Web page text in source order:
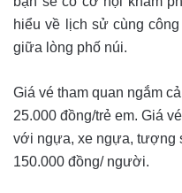
hiểu về lịch sử cùng
giữa lòng phố núi.
Giá vé tham quan ngắm
25.000 đồng/trẻ em. Giá
với ngựa, xe ngựa, tượng
150.000 đồng/ người.